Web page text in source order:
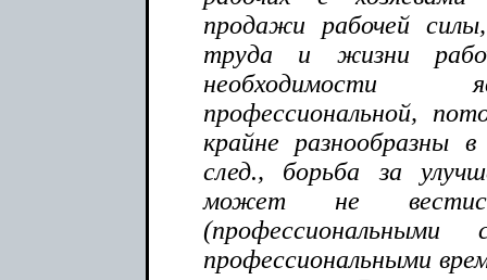
продажи рабочей
труда и жизни
необходимости
профессиональной,
крайне разнообразны
след., борьба за
может не
профессиональными